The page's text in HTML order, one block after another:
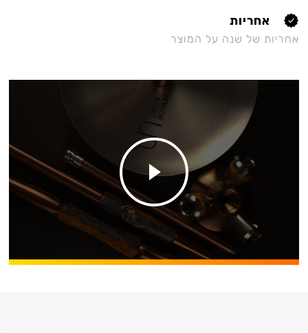
אחריות
אחריות של שנה על המוצר